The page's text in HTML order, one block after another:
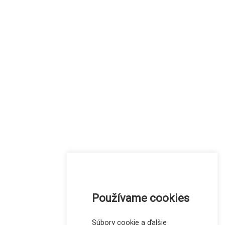
Používame cookies
Súbory cookie a ďalšie